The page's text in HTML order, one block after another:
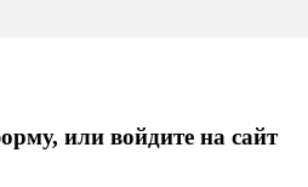
или войдите на сайт